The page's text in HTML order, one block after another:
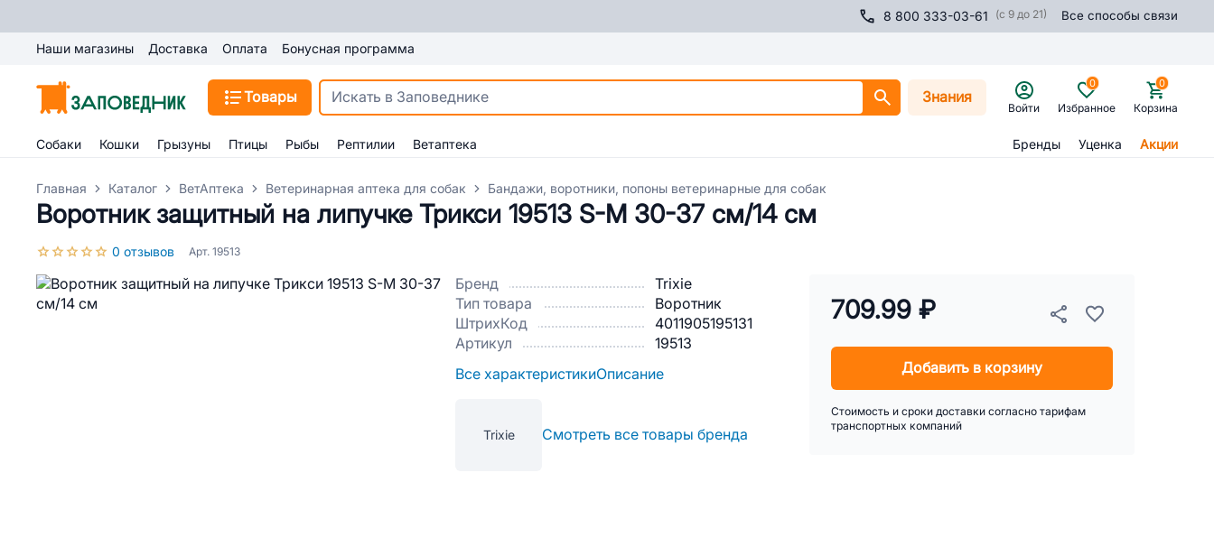
8 800 333-03-61 (с 9 до 21) Все способы связи
Наши магазины Доставка Оплата Бонусная программа
Товары Знания
Войти Избранное
0
Корзина
0
Собаки Кошки Грызуны Птицы Рыбы Рептилии Ветаптека Бренды Уценка Акции
Главная Каталог ВетАптека Ветеринарная аптека для собак Бандажи, воротники, попоны ветеринарные для собак
Воротник защитный на липучке Трикси 19513 S-M 30-37 см/14 см
0 отзывов Арт. 19513
Бренд
Trixie
Тип товара
Воротник
ШтрихКод
4011905195131
Артикул
19513
Все характеристикиОписание
Trixie Смотреть все товары бренда
709.99 ₽
Добавить в корзину
Стоимость и сроки доставки согласно тарифам
транспортных компаний